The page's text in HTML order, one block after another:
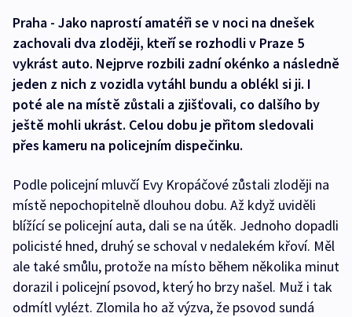
Praha - Jako naprostí amatéři se v noci na dnešek
zachovali dva zloději, kteří se rozhodli v Praze 5
vykrást auto. Nejprve rozbili zadní okénko a následně
jeden z nich z vozidla vytáhl bundu a oblékl si ji. I
poté ale na místě zůstali a zjišťovali, co dalšího by
ještě mohli ukrást. Celou dobu je přitom sledovali
přes kameru na policejním dispečinku.
Podle policejní mluvčí Evy Kropáčové zůstali zloději na
místě nepochopitelně dlouhou dobu. Až když uviděli
blížící se policejní auta, dali se na útěk. Jednoho dopadli
policisté hned, druhý se schoval v nedalekém křoví. Měl
ale také smůlu, protože na místo během několika minut
dorazil i policejní psovod, který ho brzy našel. Muž i tak
odmítl vylézt. Zlomila ho až výzva, že psovod sundá